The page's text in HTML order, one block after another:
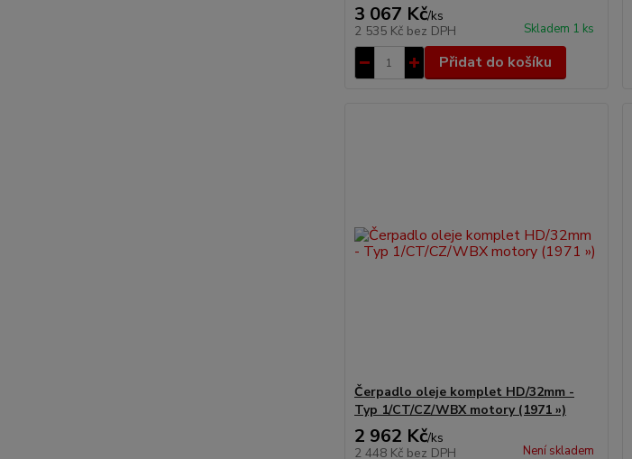
3 067 Kč/ks
2 535 Kč bez DPH Skladem 1 ks
Přidat do košíku
Čerpadlo oleje komplet HD/32mm -
Typ 1/CT/CZ/WBX motory (1971 »)
2 962 Kč/ks
2 448 Kč bez DPH Není skladem